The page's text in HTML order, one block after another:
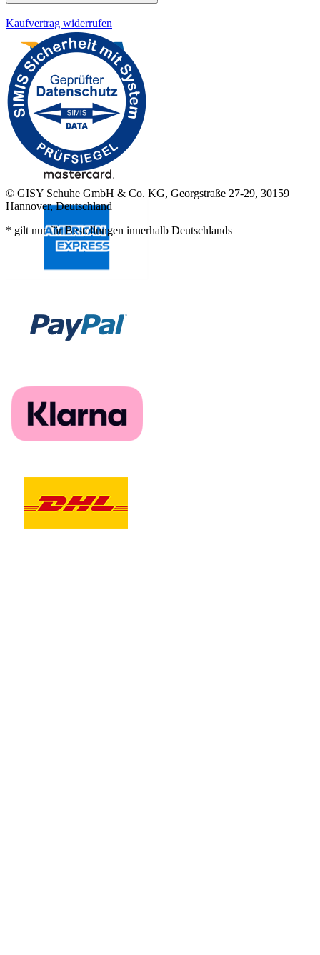
Kaufvertrag widerrufen
© GISY Schuhe GmbH & Co. KG, Georgstraße 27-29, 30159
Hannover, Deutschland
* gilt nur für Bestellungen innerhalb Deutschlands